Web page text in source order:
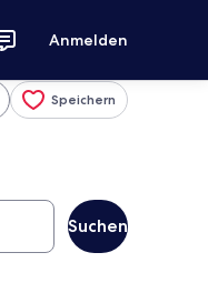
Anmelden
Speichern
Suchen